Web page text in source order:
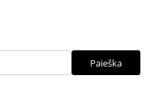
Paieška